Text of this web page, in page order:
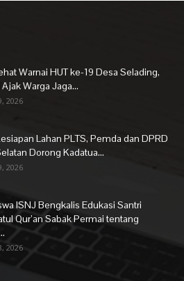
Warnai HUT ke-19 Desa Selading,
Warga Jaga...
2026
Lahan PLTS, Pemda dan DPRD
Dorong Kadatua...
2026
ISNJ Bengkalis Edukasi Santri
Qur’an Sabak Permai tentang
2026